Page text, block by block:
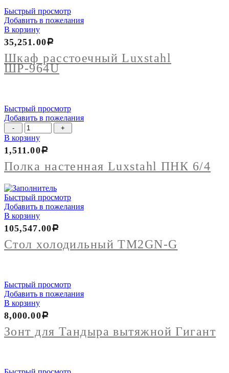
Быстрый просмотр
Добавить в пожелания
В корзину
Шкаф расстоечный Luxstahl
ШР-964U
35,251.00Р
Быстрый просмотр
Добавить в пожелания
Количество
товара
Полка
настенная
Luxstahl
ПНК
В корзину
Полка настенная Luxstahl ПНК 6/4
1,511.00Р
Быстрый просмотр
Добавить в пожелания
В корзину
Стол холодильный TM2GN-G
105,547.00Р
Быстрый просмотр
Добавить в пожелания
В корзину
Зонт для Тандыра вытяжной Гигант
8,000.00Р